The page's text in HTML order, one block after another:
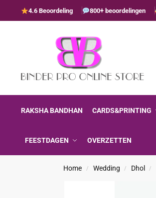
4.6 Beoordeling 800+ beoordelingen
RAKSHA BANDHAN CARDS&PRINTING
FEESTDAGEN OVERZETTEN
Home / Wedding / Dhol /